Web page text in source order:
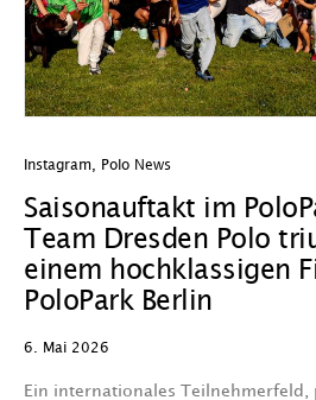
Instagram Polo News
Saisonauftakt im
Team Dresden Polo
einem hochklassigen
PoloPark Berlin
6. Mai 2026
Ein internationales Teilnehmerfeld,